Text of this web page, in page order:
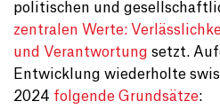
politischen und
zentralen Werte:
und Verantwortung setzt.
Entwicklung wiederholte
2024 folgende Grundsätze: